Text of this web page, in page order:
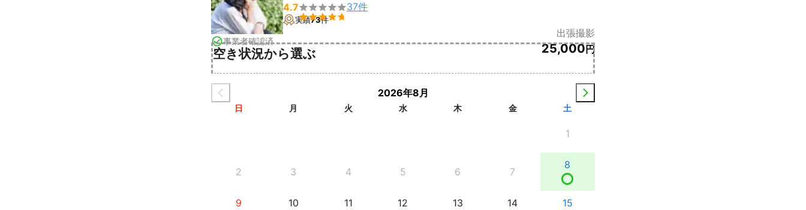
事業者確認済
4.7

37件
実績73件
出張撮影
25,000 円
空き状況から選ぶ
2026年8月
日 月 火 水 木 金 土
1
2 3 4 5 6 7
8
9 10 11 12 13 14 15